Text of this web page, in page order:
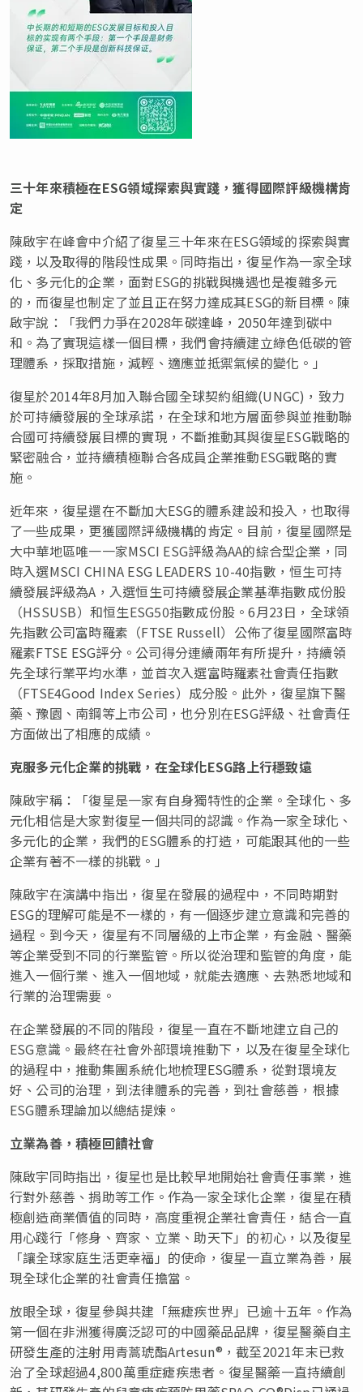
三十年來積極在ESG領域探索與實踐，獲得國際評級機構肯
定
陳啟宇在峰會中介紹了復星三十年來在ESG領域的探索與實
踐，以及取得的階段性成果。同時指出，復星作為一家全球
化、多元化的企業，面對ESG的挑戰與機遇也是複雜多元
的，而復星也制定了並且正在努力達成其ESG的新目標。陳
啟宇說：「我們力爭在2028年碳達峰，2050年達到碳中
和。為了實現這樣一個目標，我們會持續建立綠色低碳的管
理體系，採取措施，減輕、適應並抵禦氣候的變化。」
復星於2014年8月加入聯合國全球契約組織(UNGC)，致力
於可持續發展的全球承諾，在全球和地方層面參與並推動聯
合國可持續發展目標的實現，不斷推動其與復星ESG戰略的
緊密融合，並持續積極聯合各成員企業推動ESG戰略的實
施。
近年來，復星還在不斷加大ESG的體系建設和投入，也取得
了一些成果，更獲國際評級機構的肯定。目前，復星國際是
大中華地區唯一一家MSCI ESG評級為AA的綜合型企業，同
時入選MSCI CHINA ESG LEADERS 10-40指數，恒生可持
續發展評級為A，入選恒生可持續發展企業基準指數成份股
（HSSUSB）和恒生ESG50指數成份股。6月23日，全球領
先指數公司富時羅素（FTSE Russell）公佈了復星國際富時
羅素FTSE ESG評分。公司得分連續兩年有所提升，持續領
先全球行業平均水準，並首次入選富時羅素社會責任指數
（FTSE4Good Index Series）成分股。此外，復星旗下醫
藥、豫園、南鋼等上市公司，也分別在ESG評級、社會責任
方面做出了相應的成績。
克服多元化企業的挑戰，在全球化ESG路上行穩致遠
陳啟宇稱：「復星是一家有自身獨特性的企業。全球化、多
元化相信是大家對復星一個共同的認識。作為一家全球化、
多元化的企業，我們的ESG體系的打造，可能跟其他的一些
企業有著不一樣的挑戰。」
陳啟宇在演講中指出，復星在發展的過程中，不同時期對
ESG的理解可能是不一樣的，有一個逐步建立意識和完善的
過程。到今天，復星有不同層級的上市企業，有金融、醫藥
等企業受到不同的行業監管。所以從治理和監管的角度，能
進入一個行業、進入一個地域，就能去適應、去熟悉地域和
行業的治理需要。
在企業發展的不同的階段，復星一直在不斷地建立自己的
ESG意識。最終在社會外部環境推動下，以及在復星全球化
的過程中，推動集團系統化地梳理ESG體系，從對環境友
好、公司的治理，到法律體系的完善，到社會慈善，根據
ESG體系理論加以總結提煉。
立業為善，積極回饋社會
陳啟宇同時指出，復星也是比較早地開始社會責任事業，進
行對外慈善、捐助等工作。作為一家全球化企業，復星在積
極創造商業價值的同時，高度重視企業社會責任，結合一直
用心踐行「修身、齊家、立業、助天下」的初心，以及復星
「讓全球家庭生活更幸福」的使命，復星一直立業為善，展
現全球化企業的社會責任擔當。
放眼全球，復星參與共建「無瘧疾世界」已逾十五年。作為
第一個在非洲獲得廣泛認可的中國藥品品牌，復星醫藥自主
研發生產的注射用青蒿琥酯Artesun®，截至2021年末已救
治了全球超過4,800萬重症瘧疾患者。復星醫藥一直持續創